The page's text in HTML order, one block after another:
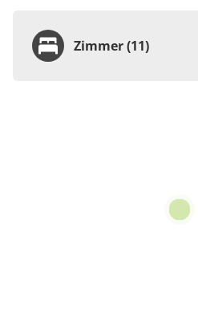
Zimmer (11)
pro